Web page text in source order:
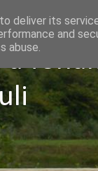
a
deliver its
and
abuse.